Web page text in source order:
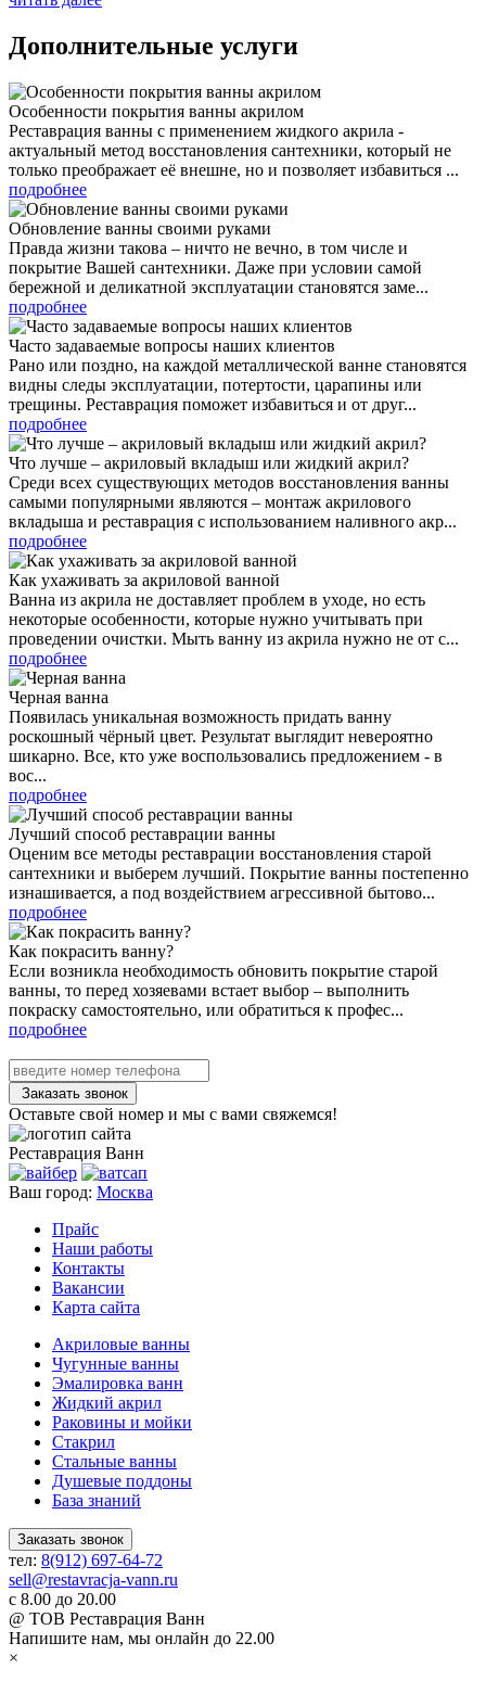
Дополнительные услуги
Особенности покрытия ванны акрилом
Реставрация ванны с применением жидкого акрила -
актуальный метод восстановления сантехники, который не
только преображает её внешне, но и позволяет избавиться ...
подробнее
Обновление ванны своими руками
Правда жизни такова – ничто не вечно, в том числе и
покрытие Вашей сантехники. Даже при условии самой
бережной и деликатной эксплуатации становятся заме...
подробнее
Часто задаваемые вопросы наших клиентов
Рано или поздно, на каждой металлической ванне становятся
видны следы эксплуатации, потертости, царапины или
трещины. Реставрация поможет избавиться и от друг...
подробнее
Что лучше – акриловый вкладыш или жидкий акрил?
Среди всех существующих методов восстановления ванны
самыми популярными являются – монтаж акрилового
вкладыша и реставрация с использованием наливного акр...
подробнее
Как ухаживать за акриловой ванной
Ванна из акрила не доставляет проблем в уходе, но есть
некоторые особенности, которые нужно учитывать при
проведении очистки. Мыть ванну из акрила нужно не от с...
подробнее
Черная ванна
Появилась уникальная возможность придать ванну
роскошный чёрный цвет. Результат выглядит невероятно
шикарно. Все, кто уже воспользовались предложением - в
вос...
подробнее
Лучший способ реставрации ванны
Оценим все методы реставрации восстановления старой
сантехники и выберем лучший. Покрытие ванны постепенно
изнашивается, а под воздействием агрессивной бытово...
подробнее
Как покрасить ванну?
Если возникла необходимость обновить покрытие старой
ванны, то перед хозяевами встает выбор – выполнить
покраску самостоятельно, или обратиться к профес...
подробнее
Заказать звонок
Оставьте свой номер и мы с вами свяжемся!
Реставрация Ванн
Ваш город: Москва
Прайс
Наши работы
Контакты
Вакансии
Карта сайта
Акриловые ванны
Чугунные ванны
Эмалировка ванн
Жидкий акрил
Раковины и мойки
Стакрил
Стальные ванны
Душевые поддоны
База знаний
Заказать звонок
тел: 8(912) 697-64-72
sell@restavracja-vann.ru
с 8.00 до 20.00
@ ТОВ Реставрация Ванн
Напишите нам, мы онлайн до 22.00
×